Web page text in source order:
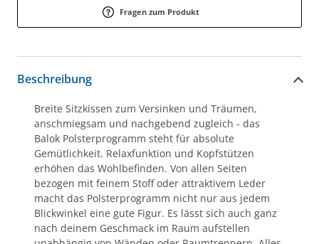
Fragen zum Produkt
Beschreibung
Breite Sitzkissen zum Versinken und Träumen,
anschmiegsam und nachgebend zugleich - das
Balok Polsterprogramm steht für absolute
Gemütlichkeit. Relaxfunktion und Kopfstützen
erhöhen das Wohlbefinden. Von allen Seiten
bezogen mit feinem Stoff oder attraktivem Leder
macht das Polsterprogramm nicht nur aus jedem
Blickwinkel eine gute Figur. Es lässt sich auch ganz
nach deinem Geschmack im Raum aufstellen